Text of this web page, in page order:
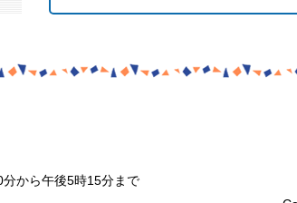
から午後5時15分まで